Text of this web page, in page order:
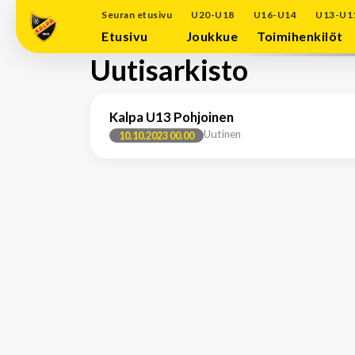
Seuran etusivu U20-U18 U16-U14 U13-
Etusivu Joukkue Toimihenkilöt
Uutisarkisto
Kalpa U13 Pohjoinen
10.10.2023 00.00 Uutinen